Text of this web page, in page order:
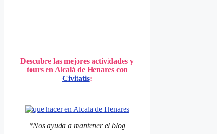
Descubre las mejores actividades y
tours en Alcalá de Henares con
Civitatis:
*Nos ayuda a mantener el blog